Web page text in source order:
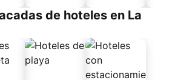
de hoteles en La